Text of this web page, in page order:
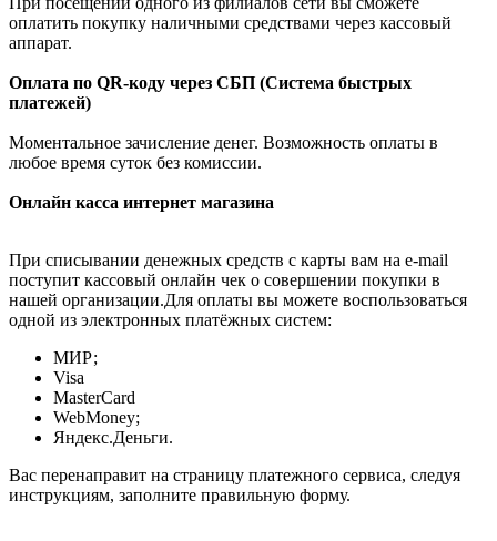
оплатить покупку наличными средствами через кассовый
аппарат.
Оплата по QR-коду через СБП (Система быстрых
платежей)
Моментальное зачисление денег. Возможность оплаты в
любое время суток без комиссии.
Онлайн касса интернет магазина
При списывании денежных средств с карты вам на e-mail
поступит кассовый онлайн чек о совершении покупки в
нашей организации.Для оплаты вы можете воспользоваться
одной из электронных платёжных систем:
МИР;
Visa
MasterCard
WebMoney;
Яндекс.Деньги.
Вас перенаправит на страницу платежного сервиса, следуя
инструкциям, заполните правильную форму.